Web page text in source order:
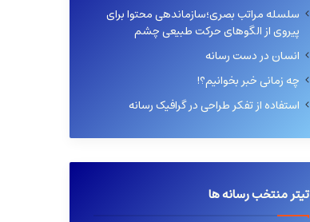
سلسله مراتب بصری؛سازماندهی محتوا برای
پیروی از الگوهای حرکت طبیعی چشم
انسان در دست رسانه
چه زمانی خبر بخوانیم؟!
استفاده از تفکر طراحی در گرافیک رسانه
تیتر منتخب رسانه ها